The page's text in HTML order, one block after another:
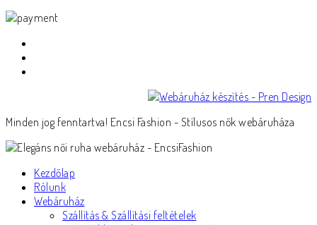
Minden jog fenntartva! Encsi Fashion - Stílusos nők webáruháza
Kezdőlap
Rólunk
Webáruház
Szállítás & Szállítási feltételek